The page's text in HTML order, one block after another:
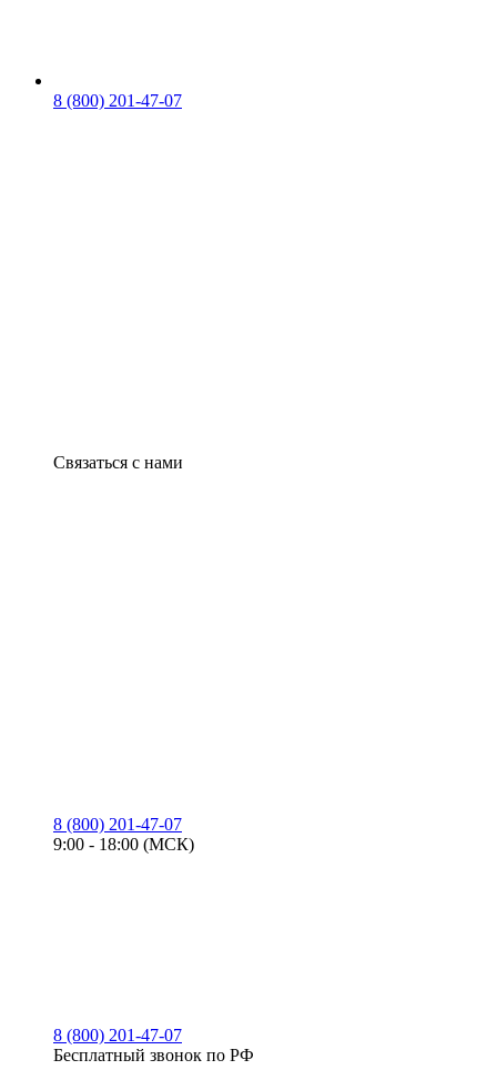
8 (800) 201-47-07
Связаться с нами
8 (800) 201-47-07
9:00 - 18:00 (МСК)
8 (800) 201-47-07
Бесплатный звонок по РФ